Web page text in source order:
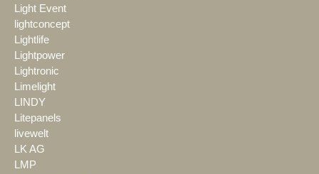
Light Event
lightconcept
Lightlife
Lightpower
Lightronic
Limelight
LINDY
Litepanels
livewelt
LK AG
LMP